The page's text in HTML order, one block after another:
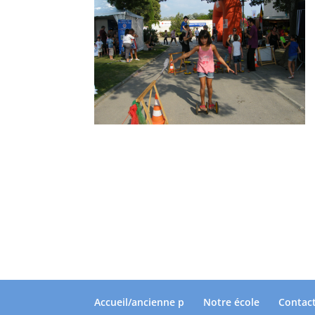
Accueil/ancienne p Notre école Contact